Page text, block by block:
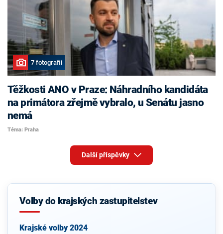
7 fotografií
Těžkosti ANO v Praze: Náhradního kandidáta
na primátora zřejmě vybralo, u Senátu jasno
nemá
Téma: Praha
Další příspěvky
Volby do krajských zastupitelstev
Krajské volby 2024